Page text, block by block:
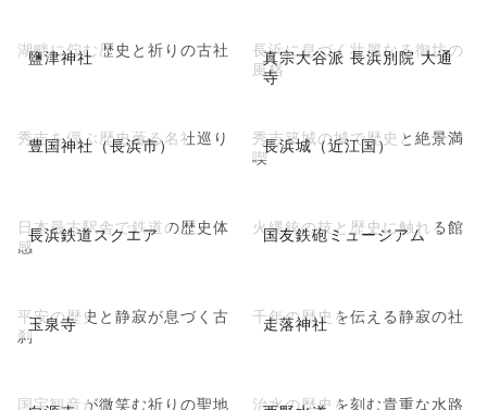
鹽津神社
湖畔に佇む歴史と祈りの古社
真宗大谷派 長浜別院 大通
寺
長浜に息づく壮麗なる御坊の
風格
豊国神社（長浜市）
秀吉を偲ぶ歴史薫る名社巡り 長浜城（近江国）
秀吉築城の城で歴史と絶景満
喫
長浜鉄道スクエア
日本最古駅舎で鉄道の歴史体
感
国友鉄砲ミュージアム
火縄銃の技と歴史に触れる館
玉泉寺
平安の歴史と静寂が息づく古
刹
走落神社
千年の歴史を伝える静寂の社
国宝観音が微笑む祈りの聖地
治水の歴史を刻む貴重な水路